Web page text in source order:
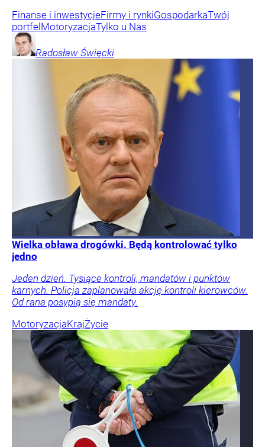
Finanse i inwestycjeFirmy i rynkiGospodarkaTwój
portfel MotoryzacjaTylko u Nas
Radosław Święcki
Wielka obława drogówki. Będą kontrolować tylko
jedno
Jeden dzień. Tysiące kontroli, mandatów i punktów
karnych. Policja zaplanowała akcję kontroli kierowców.
Od rana posypią się mandaty.
MotoryzacjaKrajŻycie